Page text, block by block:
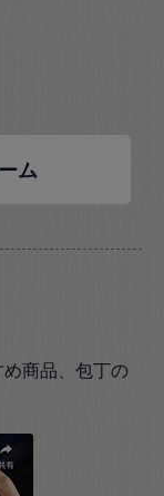
ム
商品、包丁の